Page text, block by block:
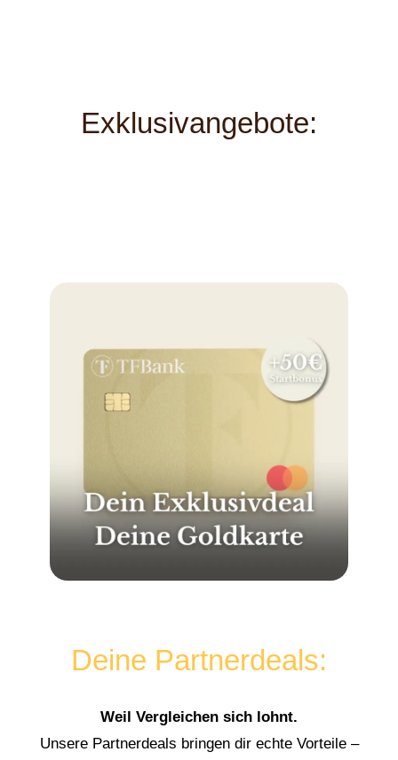
Exklusivangebote:
Deine Partnerdeals:
Weil Vergleichen sich lohnt.
Unsere Partnerdeals bringen dir echte Vorteile –